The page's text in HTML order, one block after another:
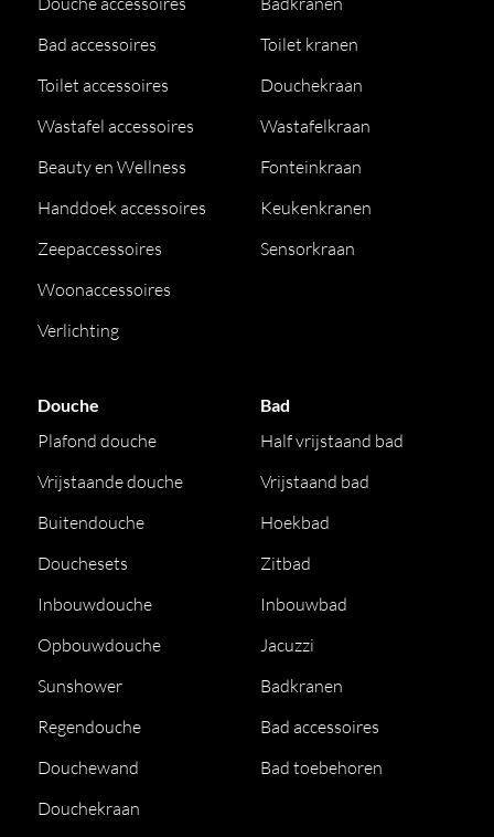
Kijk op dematerialen pagina vanREXAom te kijken
welk onderhoud de
van uw keuze nodig heeft.
Afbeeldingen kunnen afwijken van het product en als
voorbeeld dienen van afwerkingen.
Voor meer informatie over de producten of
levertijden neem gerustcontact
Bad accessoires
Toilet accessoires
Wastafel accessoires
Beauty en Wellness
Handdoek accessoires
Zeepaccessoires
Woonaccessoires
Verlichting
Toilet kranen
Douchekraan
Wastafelkraan
Fonteinkraan
Keukenkranen
Sensorkraan
Douche
Plafond douche
Vrijstaande douche
Buitendouche
Douchesets
Inbouwdouche
Opbouwdouche
Sunshower
Regendouche
Douchewand
Douchekraan
Bad
Half vrijstaand bad
Vrijstaand bad
Hoekbad
Zitbad
Inbouwbad
Jacuzzi
Badkranen
Bad accessoires
Bad toebehoren